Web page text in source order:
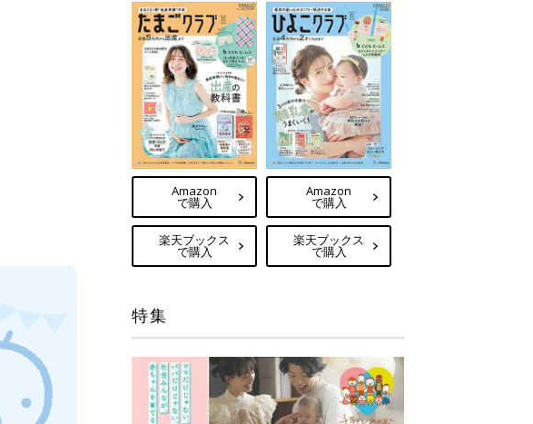
Amazon
で購入
楽天ブックス
で購入
Amazon
で購入
楽天ブックス
で購入
特集